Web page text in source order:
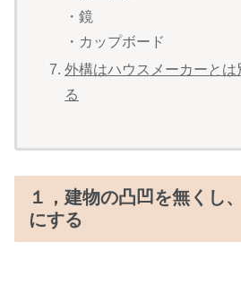
・鏡
・カップボード
外構はハウスメーカーと
る
１，建物の凸凹を無くし
にする